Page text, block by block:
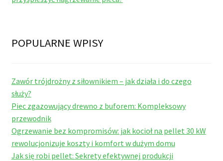
POPULARNE WPISY
Zawór trójdrożny z siłownikiem – jak działa i do czego
służy?
Piec zgazowujący drewno z buforem: Kompleksowy
przewodnik
Ogrzewanie bez kompromisów: jak kocioł na pellet 30 kW
rewolucjonizuje koszty i komfort w dużym domu
Jak się robi pellet: Sekrety efektywnej produkcji